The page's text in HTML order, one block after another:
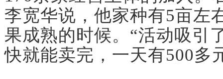
李宽华说，他家种有5亩左
果成熟的时候。“活动吸引
快就能卖完，一天有500多